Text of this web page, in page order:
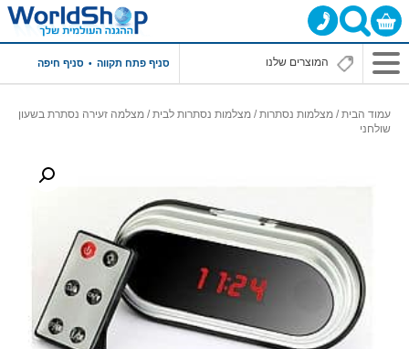
סניף פתח תקווה סניף חיפה
עמוד הבית/ מצלמות נסתרות/ מצלמות נסתרות לבית/ מצלמה זעירה נסתרת בשעון
שולחני